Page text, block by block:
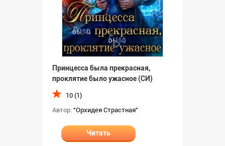
Принцесса была прекрасная,
проклятие было ужасное (СИ)
10 (1)
Автор: "Орхидея Страстная"
Читать